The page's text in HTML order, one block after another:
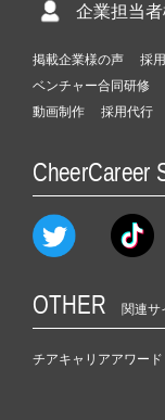
企業担当
掲載企業様の声 採
ベンチャー合同研修
動画制作
採用代行
CheerCareer
OTHER 関連サ
チアキャリアアワード